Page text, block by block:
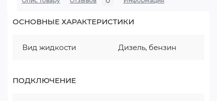
ОСНОВНЫЕ ХАРАКТЕРИСТИКИ
Вид жидкости Дизель, бензин
ПОДКЛЮЧЕНИЕ